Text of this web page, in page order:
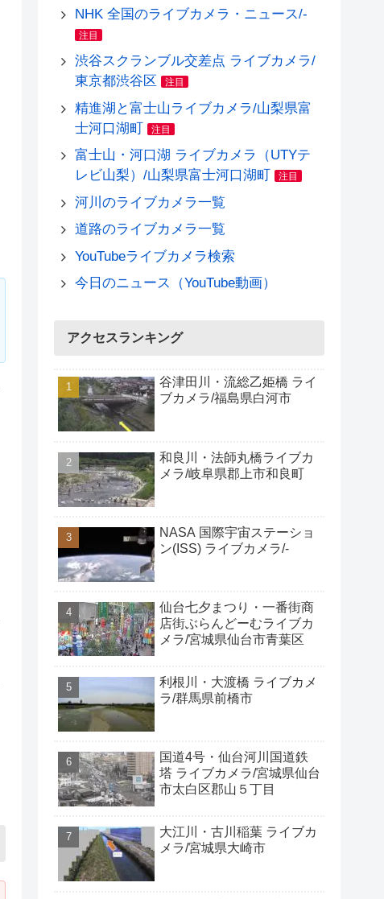
NHK 全国のライブカメラ・ニュース/-
注目
渋谷スクランブル交差点 ライブカメラ/
東京都渋谷区
注目
精進湖と富士山ライブカメラ/山梨県富
士河口湖町
注目
富士山・河口湖 ライブカメラ（UTYテ
レビ山梨）/山梨県富士河口湖町
注目
河川のライブカメラ一覧
道路のライブカメラ一覧
YouTubeライブカメラ検索
今日のニュース（YouTube動画）
アクセスランキング
谷津田川・流総乙姫橋 ライ
ブカメラ/福島県白河市
和良川・法師丸橋ライブカ
メラ/岐阜県郡上市和良町
NASA 国際宇宙ステーショ
ン(ISS) ライブカメラ/-
仙台七夕まつり・一番街商
店街ぶらんどーむライブカ
メラ/宮城県仙台市青葉区
利根川・大渡橋 ライブカメ
ラ/群馬県前橋市
国道4号・仙台河川国道鉄
塔 ライブカメラ/宮城県仙台
市太白区郡山５丁目
大江川・古川稲葉 ライブカ
メラ/宮城県大崎市